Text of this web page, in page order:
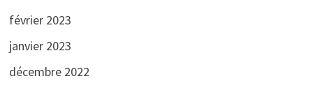
février 2023
janvier 2023
décembre 2022